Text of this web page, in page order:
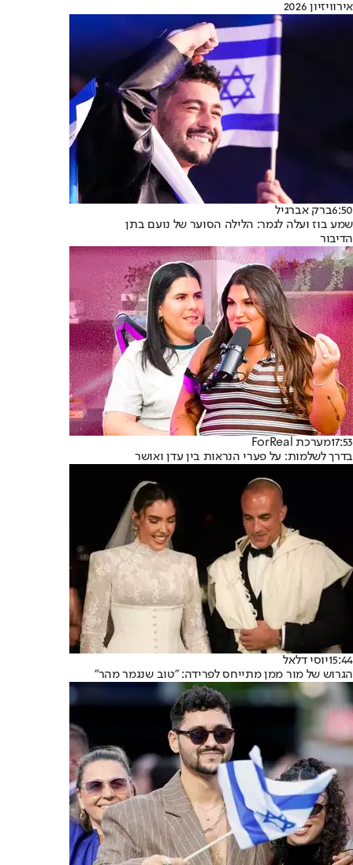
אירוויזיון 2026
6:50ברק אברגיל
שמע בוז ועלה לגמר: הלילה הסוער של נועם בתן
הדיבור
17:53מערכת ForReal
בדרך לשלמות: על פערי הנראות בין עדן ואושר
15:44יוסי דלאל
הגרוש של מור ממן מתייחס לפרידה: "טוב שנגמר מהר"